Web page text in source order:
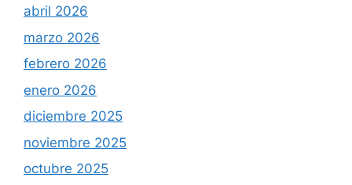
abril 2026
marzo 2026
febrero 2026
enero 2026
diciembre 2025
noviembre 2025
octubre 2025